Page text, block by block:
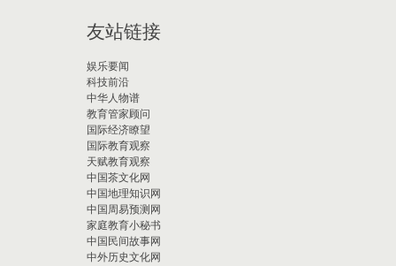
友站链接
娱乐要闻
科技前沿
中华人物谱
教育管家顾问
国际经济瞭望
国际教育观察
天赋教育观察
中国茶文化网
中国地理知识网
中国周易预测网
家庭教育小秘书
中国民间故事网
中外历史文化网